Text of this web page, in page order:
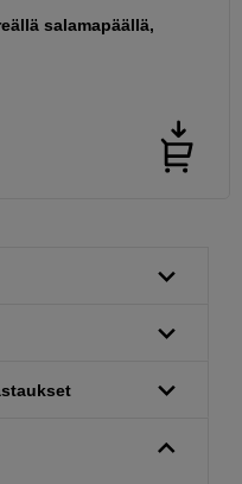
salamapäällä,